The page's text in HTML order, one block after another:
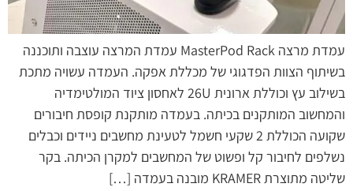
עמדת מרצה MasterPod Rack עמדת המרצה עוצבה ותוכננה
בשיתוף הצוות הפדגוגי של מכללת אפקה. העמדה עשויה מתכת
בשילוב עץ וכוללת ארונית 26U לאחסון ציוד המולטימדיה
והמחשוב המותקנים בכיתה. בעמדה מותקנת קופסת חיבורים
שקועה הכוללת 2 שקעי חשמל לטעינת מחשבים ניידים וכבלים
נשלפים לחיבור קל ופשוט של המחשבים למקרן הכיתה. בקר
שליטה מתוצרת KRAMER מובנה בעמדה […]